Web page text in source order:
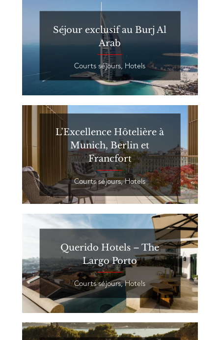
Séjour exclusif au Burj Al
Arab
Courts séjours Hotels
L’Excellence Hôtelière à
Munich, Berlin et
Francfort
Courts séjours,Hotels
Querido Hotels – The
Largo Porto
Courts séjours,Hotels